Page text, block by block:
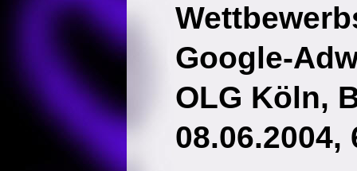
Google-
OLG Köln,
08.06.2004,